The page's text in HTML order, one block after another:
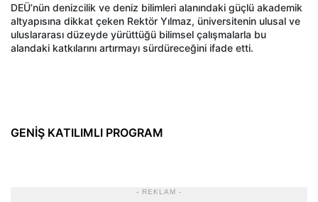
DEÜ’nün denizcilik ve deniz bilimleri alanındaki güçlü akademik
altyapısına dikkat çeken Rektör Yılmaz, üniversitenin ulusal ve
uluslararası düzeyde yürüttüğü bilimsel çalışmalarla bu
alandaki katkılarını artırmayı sürdüreceğini ifade etti.
GENİŞ KATILIMLI PROGRAM
- REKLAM -